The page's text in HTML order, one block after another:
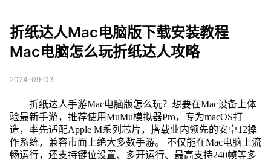
折纸达人Mac电脑版下载安装教程
Mac电脑怎么玩折纸达人攻略
2024-09-03
折纸达人手游Mac电脑版怎么玩？想要在Mac设备上体
验最新手游，推荐使用MuMu模拟器Pro，专为macOS打
造，率先适配Apple M系列芯片，搭载业内领先的安卓12操
作系统，兼容市面上绝大多数手游。 不仅能在Mac电脑上流
畅运行，还支持键位设置、多开运行、最高支持240帧等多